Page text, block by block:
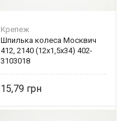
Крепеж
Шпилька колеса Москвич
412, 2140 (12х1,5х34) 402-
3103018
15,79